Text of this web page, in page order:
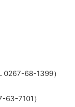
0267-68-1399）
63-7101）